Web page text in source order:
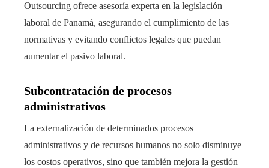
Outsourcing ofrece asesoría experta en la legislación
laboral de Panamá, asegurando el cumplimiento de las
normativas y evitando conflictos legales que puedan
aumentar el pasivo laboral.
Subcontratación de procesos
administrativos
La externalización de determinados procesos
administrativos y de recursos humanos no solo disminuye
los costos operativos, sino que también mejora la gestión